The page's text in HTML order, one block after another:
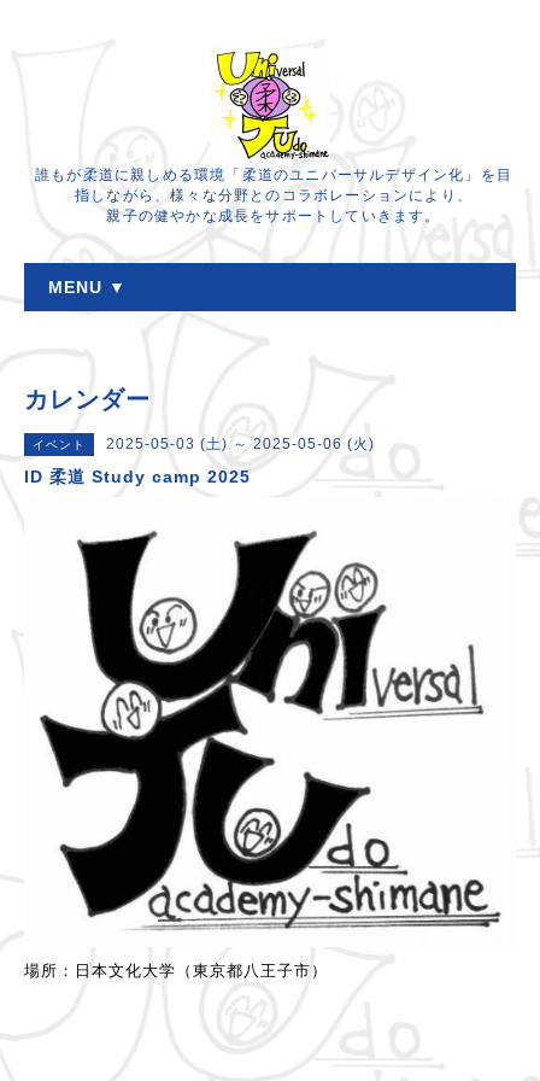
誰もが柔道に親しめる環境「柔道のユニバーサルデザイン化」を目
指しながら、様々な分野とのコラボレーションにより、
親子の健やかな成長をサポートしていきます。
MENU ▼
カレンダー
イベント 2025-05-03 (土) ～ 2025-05-06 (火)
ID 柔道 Study camp 2025
場所：日本文化大学（東京都八王子市）